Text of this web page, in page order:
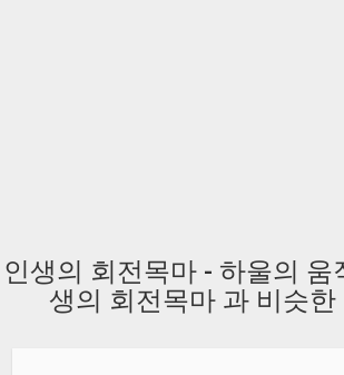
인생의 회전목마 - 하울의 움
생의 회전목마 과 비슷한